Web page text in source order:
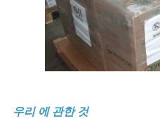
우리 에 관한 것